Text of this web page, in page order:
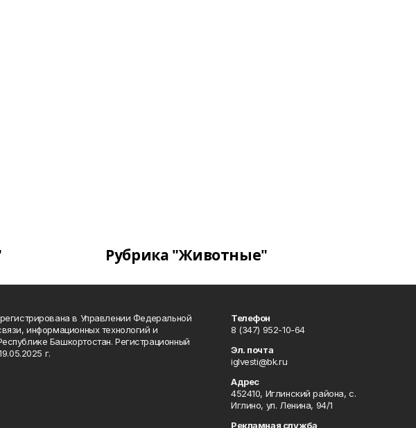
Рубрика "Животные"
в Управлении Федеральной
информационных технологий и
Башкортостан. Регистрационный
г.
Телефон
8 (347) 952-10-64
Эл. почта
iglvesti@bk.ru
Адрес
452410, Иглинский района, с.
Иглино, ул. Ленина, 94/1
Рекламная служба